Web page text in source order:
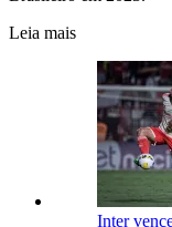
Leia mais
Inter